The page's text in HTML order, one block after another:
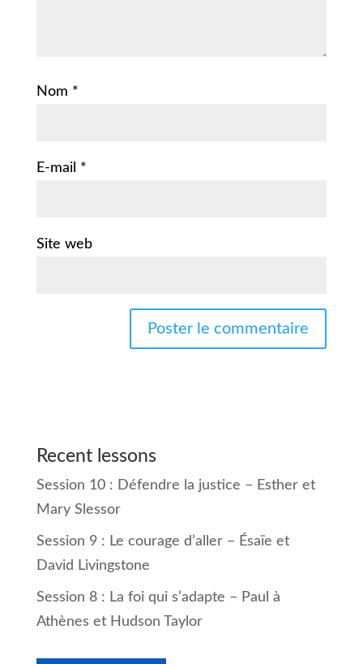
Nom *
E-mail *
Site web
Recent lessons
Session 10 : Défendre la justice – Esther et
Mary Slessor
Session 9 : Le courage d’aller – Ésaïe et
David Livingstone
Session 8 : La foi qui s’adapte – Paul à
Athènes et Hudson Taylor